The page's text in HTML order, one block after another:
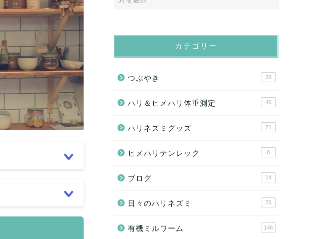
カテゴリー
つぶやき 33
ハリ＆ヒメハリ体重測定 46
ハリネズミグッズ 71
ヒメハリテンレック 8
ブログ 14
日々のハリネズミ 76
有機ミルワーム 146